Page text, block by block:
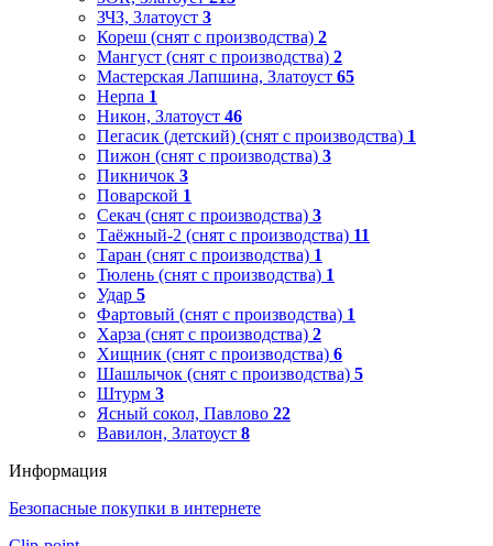
ЗЧЗ, Златоуст 3
Кореш (снят с производства) 2
Мангуст (снят с производства) 2
Мастерская Лапшина, Златоуст 65
Нерпа 1
Никон, Златоуст 46
Пегасик (детский) (снят с производства) 1
Пижон (снят с производства) 3
Пикничок 3
Поварской 1
Секач (снят с производства) 3
Таёжный-2 (снят с производства) 11
Таран (снят с производства) 1
Тюлень (снят с производства) 1
Удар 5
Фартовый (снят с производства) 1
Харза (снят с производства) 2
Хищник (снят с производства) 6
Шашлычок (снят с производства) 5
Штурм 3
Ясный сокол, Павлово 22
Вавилон, Златоуст 8
Информация
Безопасные покупки в интернете